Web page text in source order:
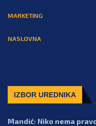
MARKETING
NASLOVNA
IZBOR UREDNIKA
Mandić: Niko nema